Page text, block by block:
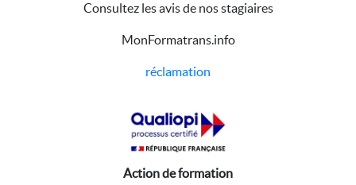
Consultez les avis de nos stagiaires
MonFormatrans.info
réclamation
Action de formation